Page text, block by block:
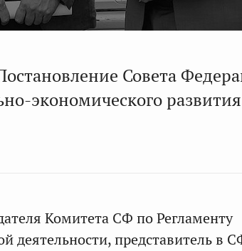
Совета
экономического развития
Комитета СФ по Регламенту
деятельности, представитель в